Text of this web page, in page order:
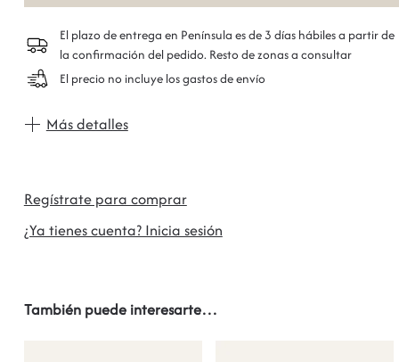
El plazo de entrega en Península es de 3 días hábiles a partir de
la confirmación del pedido. Resto de zonas a consultar
El precio no incluye los gastos de envío
Más detalles
Regístrate para comprar
¿Ya tienes cuenta? Inicia sesión
También puede interesarte…